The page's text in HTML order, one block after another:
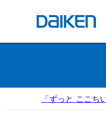
「ずっと ここ